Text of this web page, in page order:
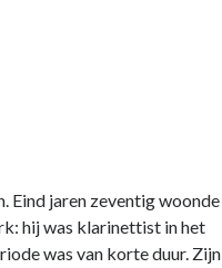
Eind jaren zeventig woonde
hij was klarinettist in het
was van korte duur. Zijn